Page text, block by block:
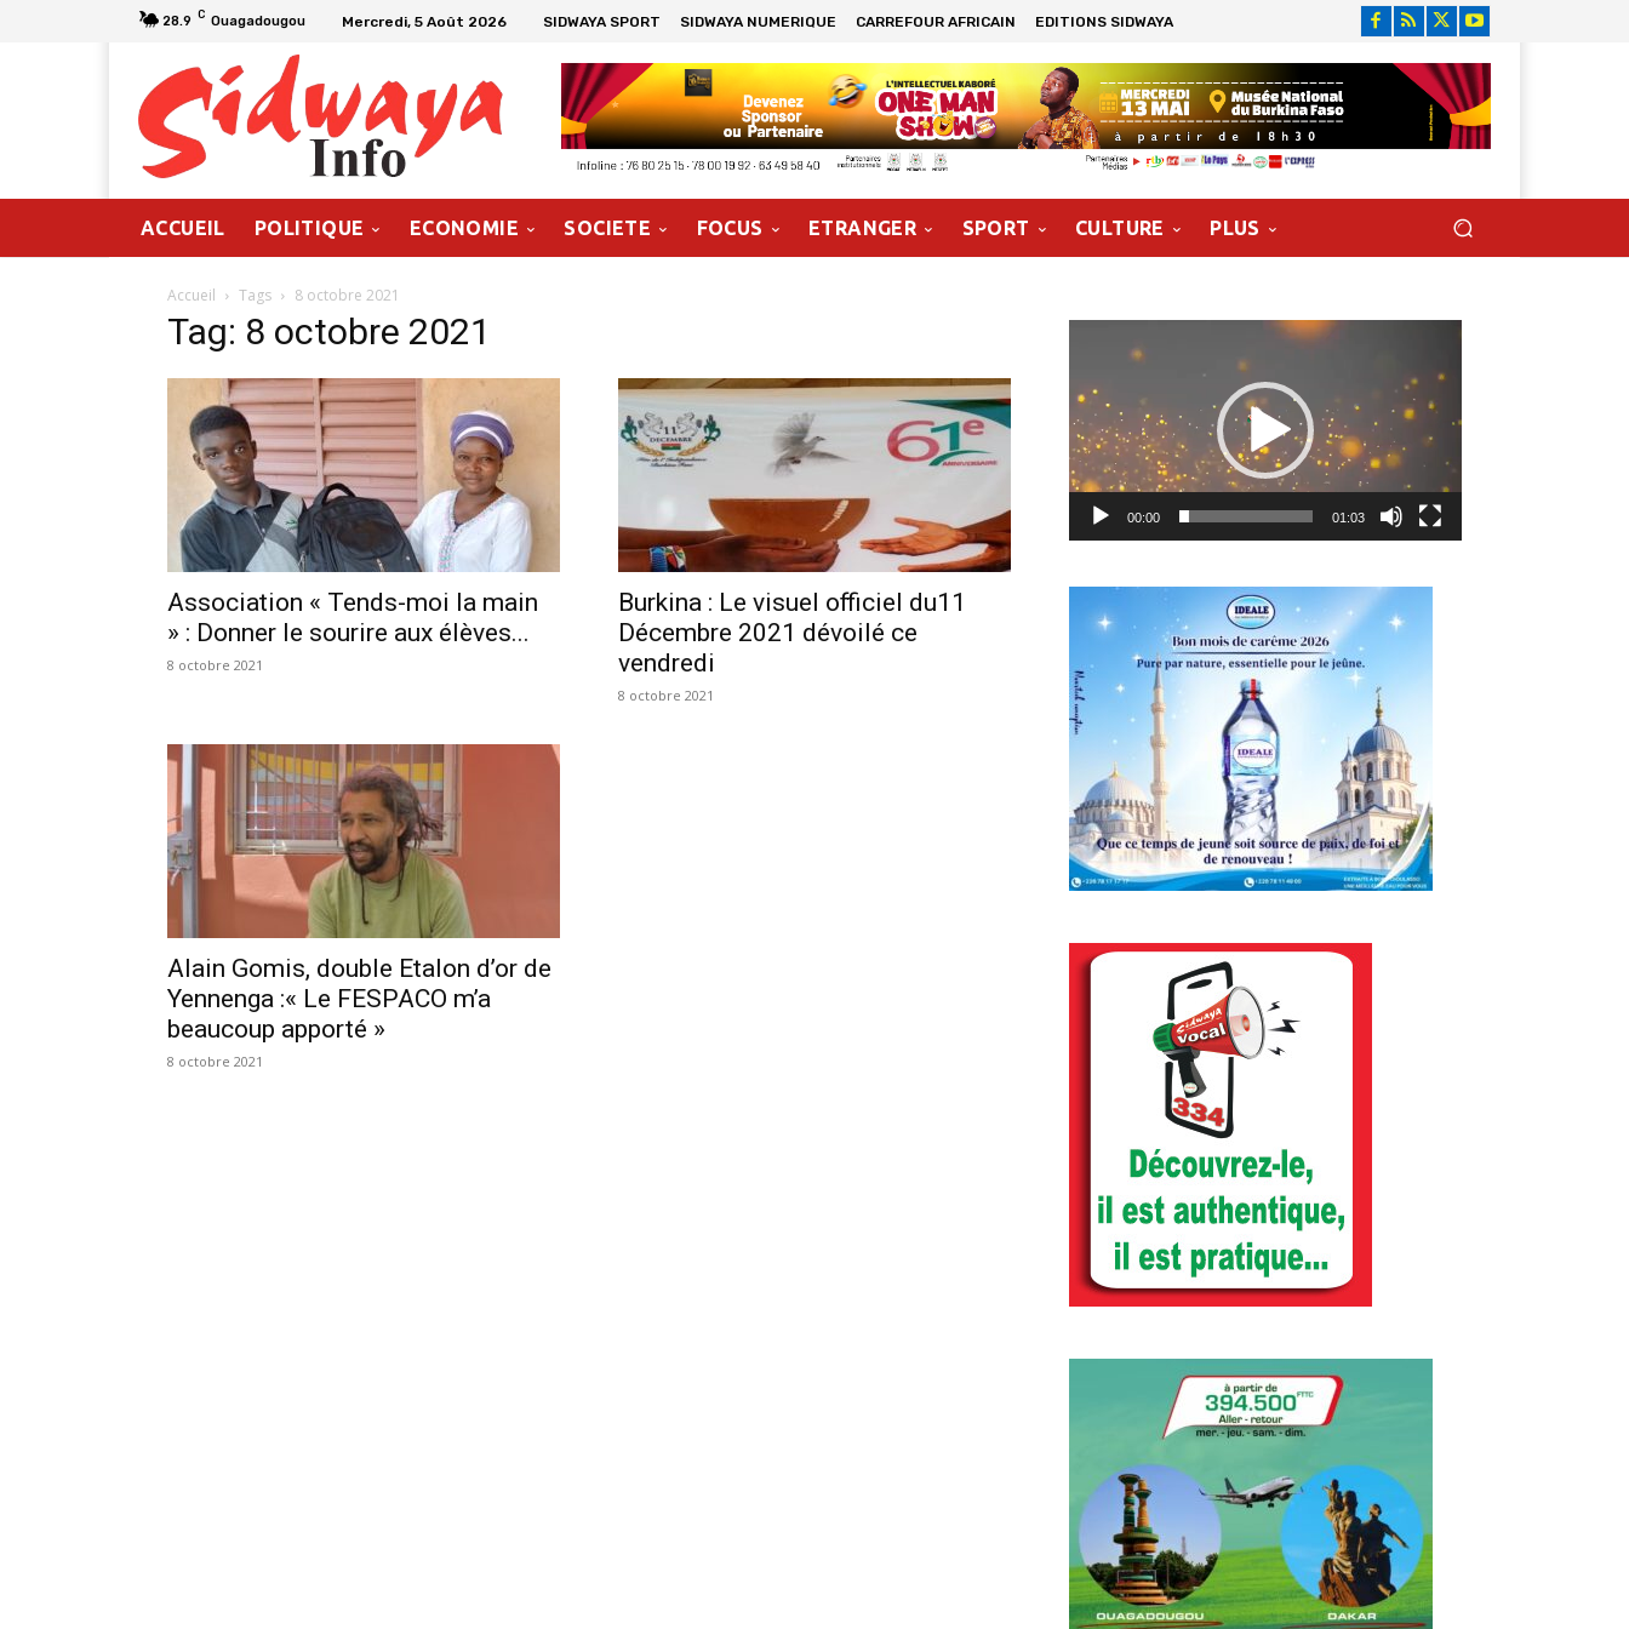
28.9 C Ouagadougou Mercredi, 5 Août 2026 SIDWAYA SPORT SIDWAYA NUMERIQUE CARREFOUR AFRICAIN EDITIONS SIDWAYA
ACCUEIL POLITIQUE ECONOMIE SOCIETE FOCUS ETRANGER SPORT CULTURE PLUS
Accueil Tags 8 octobre 2021
Tag: 8 octobre 2021
Association « Tends-moi la main
» : Donner le sourire aux élèves...
8 octobre 2021
Burkina : Le visuel officiel du11
Décembre 2021 dévoilé ce
vendredi
8 octobre 2021
Alain Gomis, double Etalon d’or de
Yennenga :« Le FESPACO m’a
beaucoup apporté »
8 octobre 2021
00:00 01:03